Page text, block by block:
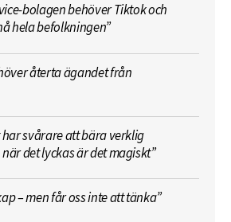
bolagen behöver Tiktok och
hela befolkningen”
återta ägandet från
har svårare att bära verklig
det lyckas är det magiskt”
– men får oss inte att tänka”